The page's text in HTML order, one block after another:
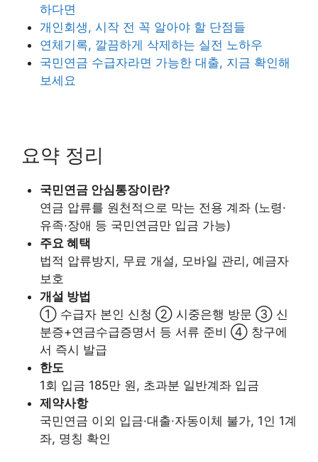
하다면
개인회생, 시작 전 꼭 알아야 할 단점들
연체기록, 깔끔하게 삭제하는 실전 노하우
국민연금 수급자라면 가능한 대출, 지금 확인해
보세요
요약 정리
국민연금 안심통장이란?
연금 압류를 원천적으로 막는 전용 계좌 (노령·
유족·장애 등 국민연금만 입금 가능)
주요 혜택
법적 압류방지, 무료 개설, 모바일 관리, 예금자
보호
개설 방법
① 수급자 본인 신청 ② 시중은행 방문 ③ 신
분증+연금수급증명서 등 서류 준비 ④ 창구에
서 즉시 발급
한도
1회 입금 185만 원, 초과분 일반계좌 입금
제약사항
국민연금 이외 입금·대출·자동이체 불가, 1인 1계
좌, 명칭 확인